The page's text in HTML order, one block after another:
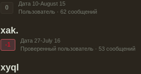
0
Дата 10-August 15
Пользователь · 62 сообщений
xak.
-1
Дата 27-July 16
Проверенный пользователь · 53 сообщений
xyql